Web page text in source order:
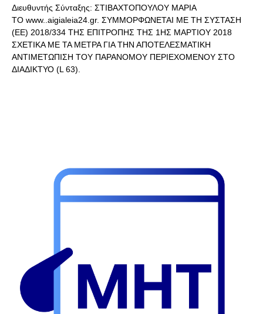
Διευθυντής Σύνταξης: ΣΤΙΒΑΧΤΟΠΟΥΛΟΥ ΜΑΡΙΑ
ΤΟ www..aigialeia24.gr. ΣΥΜΜΟΡΦΩΝΕΤΑΙ ΜΕ ΤΗ ΣΥΣΤΑΣΗ
(ΕΕ) 2018/334 ΤΗΣ ΕΠΙΤΡΟΠΗΣ ΤΗΣ 1ΗΣ ΜΑΡΤΙΟΥ 2018
ΣΧΕΤΙΚΑ ΜΕ ΤΑ ΜΕΤΡΑ ΓΙΑ ΤΗΝ ΑΠΟΤΕΛΕΣΜΑΤΙΚΗ
ΑΝΤΙΜΕΤΩΠΙΣΗ ΤΟΥ ΠΑΡΑΝΟΜΟΥ ΠΕΡΙΕΧΟΜΕΝΟΥ ΣΤΟ
ΔΙΑΔΙΚΤΥΟ (L 63).